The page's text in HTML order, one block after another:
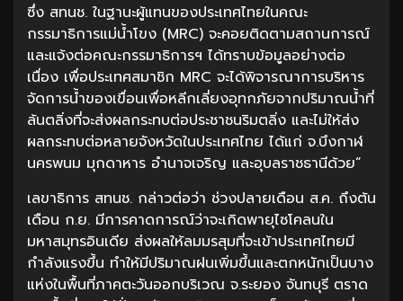
ซึ่ง สทนช. ในฐานะผู้แทนของประเทศไทยในคณะ
กรรมาธิการแม่น้ำโขง (MRC) จะคอยติดตามสถานการณ์
และแจ้งต่อคณะกรรมาธิการฯ ได้ทราบข้อมูลอย่างต่อ
เนื่อง เพื่อประเทศสมาชิก MRC จะได้พิจารณาการบริหาร
จัดการน้ำของเขื่อนเพื่อหลีกเลี่ยงอุทกภัยจากปริมาณน้ำที่
ล้นตลิ่งที่จะส่งผลกระทบต่อประชาชนริมตลิ่ง และไม่ให้ส่ง
ผลกระทบต่อหลายจังหวัดในประเทศไทย ได้แก่ จ.บึงกาฬ
นครพนม มุกดาหาร อำนาจเจริญ และอุบลราชธานีด้วย”
เลขาธิการ สทนช. กล่าวต่อว่า ช่วงปลายเดือน ส.ค. ถึงต้น
เดือน ก.ย. มีการคาดการณ์ว่าจะเกิดพายุไซโคลนใน
มหาสมุทรอินเดีย ส่งผลให้ลมมรสุมที่จะเข้าประเทศไทยมี
กำลังแรงขึ้น ทำให้มีปริมาณฝนเพิ่มขึ้นและตกหนักเป็นบาง
แห่งในพื้นที่ภาคตะวันออกบริเวณ จ.ระยอง จันทบุรี ตราด